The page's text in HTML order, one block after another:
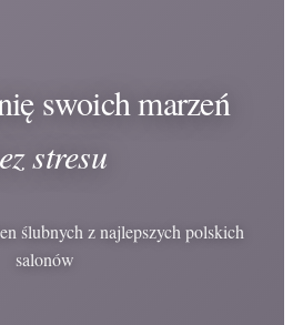
swoich marzeń
stresu
ślubnych z najlepszych polskich
salonów